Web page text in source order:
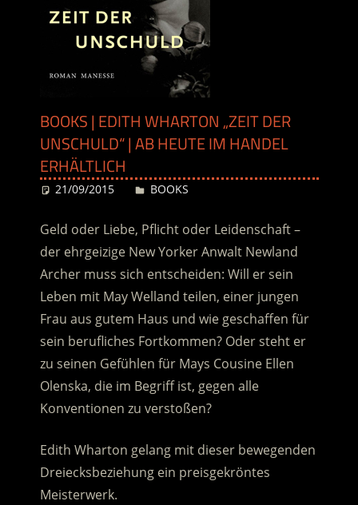
BOOKS | EDITH WHARTON „ZEIT DER
UNSCHULD“ | AB HEUTE IM HANDEL
ERHÄLTLICH
21/09/2015 Desiree
BOOKS
Geld oder Liebe, Pflicht oder Leidenschaft –
der ehrgeizige New Yorker Anwalt Newland
Archer muss sich entscheiden: Will er sein
Leben mit May Welland teilen, einer jungen
Frau aus gutem Haus und wie geschaffen für
sein berufliches Fortkommen? Oder steht er
zu seinen Gefühlen für Mays Cousine Ellen
Olenska, die im Begriff ist, gegen alle
Konventionen zu verstoßen?
Edith Wharton gelang mit dieser bewegenden
Dreiecksbeziehung ein preisgekröntes
Meisterwerk.